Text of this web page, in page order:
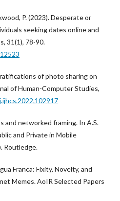
P. (2023). Desperate or
seeking dates online and
31(1), 78-90.
of photo sharing on
of Human-Computer Studies,
and networked framing. In A.S.
and Private in Mobile
Routledge.
Franca: Fixity, Novelty, and
Memes. AoIR Selected Papers